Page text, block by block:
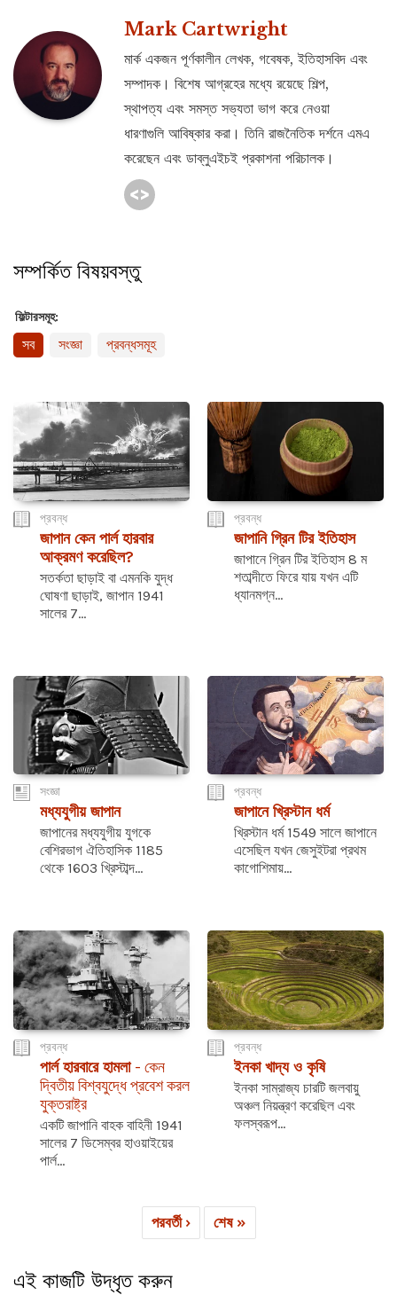
Mark Cartwright
মার্ক একজন পূর্ণকালীন লেখক, গবেষক, ইতিহাসবিদ এবং
সম্পাদক। বিশেষ আগ্রহের মধ্যে রয়েছে শিল্প,
স্থাপত্য এবং সমস্ত সভ্যতা ভাগ করে নেওয়া
ধারণাগুলি আবিষ্কার করা। তিনি রাজনৈতিক দর্শনে এমএ
করেছেন এবং ডাব্লুএইচই প্রকাশনা পরিচালক।
সম্পর্কিত বিষয়বস্তু
ফিল্টারসমূহ:
সব সংজ্ঞা প্রবন্ধসমূহ
প্রবন্ধ
জাপান কেন পার্ল হারবার
আক্রমণ করেছিল?
সতর্কতা ছাড়াই বা এমনকি যুদ্ধ
ঘোষণা ছাড়াই, জাপান 1941
সালের 7...
প্রবন্ধ
জাপানি গ্রিন টির ইতিহাস
জাপানে গ্রিন টির ইতিহাস 8 ম
শতাব্দীতে ফিরে যায় যখন এটি
ধ্যানমগ্ন...
সংজ্ঞা
মধ্যযুগীয় জাপান
জাপানের মধ্যযুগীয় যুগকে
বেশিরভাগ ঐতিহাসিক 1185
থেকে 1603 খ্রিস্টাব্দ...
প্রবন্ধ
জাপানে খ্রিস্টান ধর্ম
খ্রিস্টান ধর্ম 1549 সালে জাপানে
এসেছিল যখন জেসুইটরা প্রথম
কাগোশিমায়...
প্রবন্ধ
পার্ল হারবারে হামলা- কেন
দ্বিতীয় বিশ্বযুদ্ধে প্রবেশ করল
যুক্তরাষ্ট্র
একটি জাপানি বাহক বাহিনী 1941
সালের 7 ডিসেম্বর হাওয়াইয়ের
পার্ল...
প্রবন্ধ
ইনকা খাদ্য ও কৃষি
ইনকা সাম্রাজ্য চারটি জলবায়ু
অঞ্চল নিয়ন্ত্রণ করেছিল এবং
ফলস্বরূপ...
পরবর্তী › শেষ »
এই কাজটি উদ্ধৃত করুন